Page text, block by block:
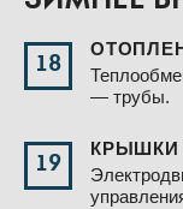
18
— трубы.
19
КРЫШКИ